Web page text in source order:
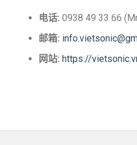
电话: 0938 49 33 66
邮箱:
网站: https://